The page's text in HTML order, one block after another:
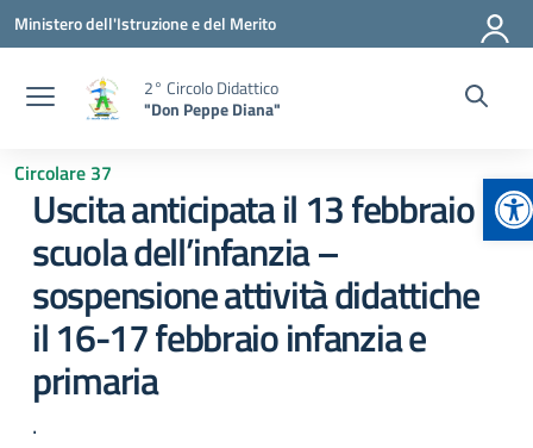
Vai ai contenuti
Vai al menu di navigazione
Vai al footer
Ministero dell'Istruzione e del Merito
2° Circolo Didattico
"Don Peppe Diana"
Circolare 37
Uscita anticipata il 13 febbraio
scuola dell’infanzia –
sospensione attività didattiche
il 16-17 febbraio infanzia e
primaria
.